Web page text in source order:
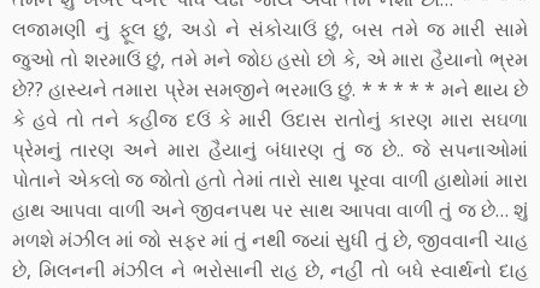
લજામણી નું ફૂલ છું, અડો ને સંકોચાઉં છું, બસ તમે જ મારી સામે
જુઓ તો શરમાઉં છું, તમે મને જોઇ હસો છો કે, એ મારા હૈયાનો ભ્રમ
છે?? હાસ્યને તમારા પ્રેમ સમજીને ભરમાઉ છું. * * * * * મને થાય છે
કે હવે તો તને કહીજ દઉં કે મારી ઉદાસ રાતોનું કારણ મારા સઘળા
પ્રેમનું તારણ અને મારા હૈયાનું બંધારણ તું જ છે.. જે સપનાઓમાં
પોતાને એકલો જ જોતો હતો તેમાં તારો સાથ પૂરવા વાળી હાથોમાં મારા
હાથ આપવા વાળી અને જીવનપથ પર સાથ આપવા વાળી તું જ છે… શું
મળશે મંઝીલ માં જો સફર માં તું નથી જ્યાં સુધી તું છે, જીવવાની ચાહ
છે, મિલનની મંઝીલ ને ભરોસાની રાહ છે, નહીં તો બધે સ્વાર્થનો દાહ